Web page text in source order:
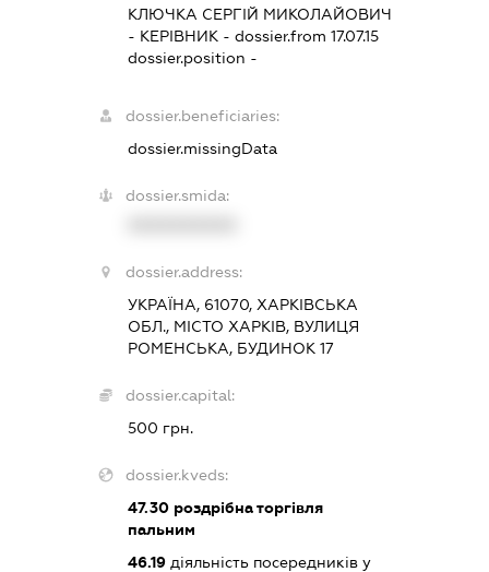
КЛЮЧКА СЕРГІЙ МИКОЛАЙОВИЧ
- КЕРІВНИК - dossier.from 17.07.15
dossier.position -
dossier.beneficiaries:
dossier.missingData
dossier.smida:
dossier.address:
УКРАЇНА, 61070, ХАРКІВСЬКА
ОБЛ., МІСТО ХАРКІВ, ВУЛИЦЯ
РОМЕНСЬКА, БУДИНОК 17
dossier.capital:
500 грн.
dossier.kveds:
47.30роздрібна торгівля
пальним
46.19діяльність посередників у